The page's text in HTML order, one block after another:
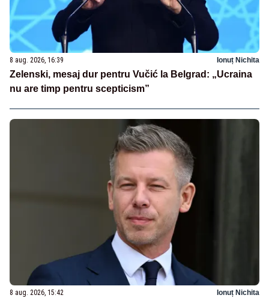
8 aug. 2026, 16:39 Ionuț Nichita
Zelenski, mesaj dur pentru Vučić la Belgrad: „Ucraina
nu are timp pentru scepticism”
8 aug. 2026, 15:42 Ionuț Nichita